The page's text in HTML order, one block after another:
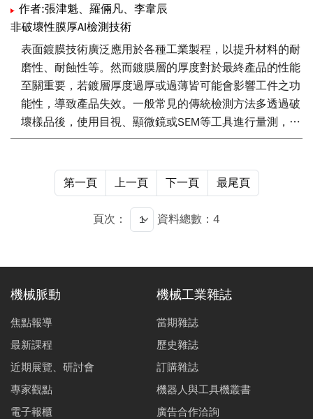
本、減少產品誤檢率及提高產品良率。該項技術除可應用
於軟性印刷電路板外，也可用於面板及半導體…等線路的
檢測。本文針對人工智慧化電路瑕疵打標系統及其設備進
行深入探討。
作者:張津魁、羅倆凡、李韋辰
非破壞性膜厚AI檢測技術
表面鍍膜技術廣泛應用於各種工業製程，以提升材料的耐
磨性、耐蝕性等。然而鍍膜層的厚度對於最終產品的性能
至關重要，若鍍層厚度過厚或過薄皆可能會影響工件之功
能性，導致產品失效。一般常見的傳統檢測方法多透過破
壞樣品後，使用目視、顯微鏡或SEM等工具進行量測，雖
可提供準確的測量結果，但檢測效率低且會造成樣品破壞
術，結合深度學習與影像處理演算法，針對鍍膜表面的膜
厚進行分析，克服傳統破壞性檢測的侷限性，並可適應不
同材質與鍍層類型，減少雜訊造成的干擾，以確保產品的
第一頁 上一頁 下一頁 最尾頁
頁次： 資料總數：4
機械脈動
焦點報導
最新課程
近期展覽、研討會
專家觀點
電子報櫃
機械工業雜誌
當期雜誌
歷史雜誌
訂購雜誌
機器人與工具機叢書
廣告合作洽詢